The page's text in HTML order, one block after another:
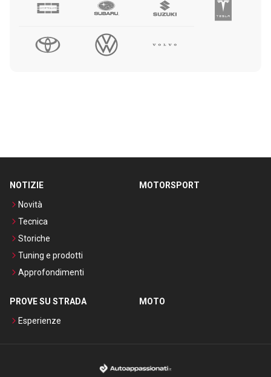
NOTIZIE
Novità
Tecnica
Storiche
Tuning e prodotti
Approfondimenti
MOTORSPORT
PROVE SU STRADA
Esperienze
MOTO